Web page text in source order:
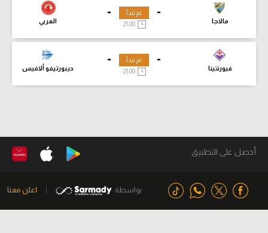
-
مالاجا
-
العربي
لم تبدأ
21:00
-
فيورنتينا
-
ديبورتيفو ألافيس
لم تبدأ
21:00
أحصل على التطبيق
بواسطة اعلن معنا